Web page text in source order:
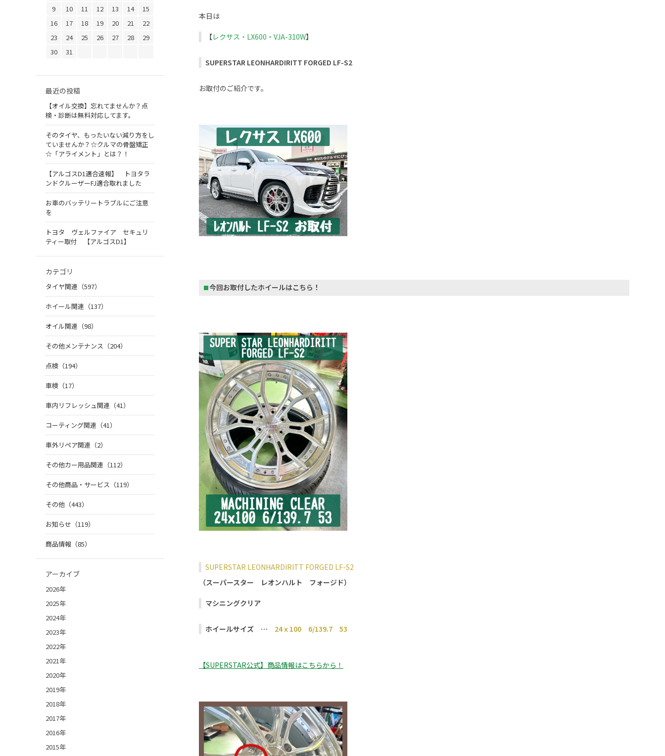
本日は
【レクサス・LX600・VJA-310W】
SUPERSTAR LEONHARDIRITT FORGED LF-S2
お取付のご紹介です。
⬛︎今回お取付したホイールはこちら！
SUPERSTAR LEONHARDIRITT FORGED LF-S2
（スーパースター レオンハルト フォージド）
マシニングクリア
ホイールサイズ … 24ｘ100 6/139.7 53
【SUPERSTAR公式】商品情報はこちらから！
9
10 11 12 13 14
15
16
17 18 19 20 21
22
23
24 25 26 27 28
29
30
31
最近の投稿
【オイル交換】忘れてませんか？点
検・診断は無料対応してます。
そのタイヤ、もったいない減り方をし
ていませんか？☆クルマの骨盤矯正
☆「アライメント」とは？！
【アルゴスD1適合速報】 トヨタラ
ンドクルーザーFJ適合取れました
お車のバッテリートラブルにご注意
を
トヨタ ヴェルファイア セキュリ
ティー取付 【アルゴスD1】
カテゴリ
タイヤ関連（597）
ホイール関連（137）
オイル関連（98）
その他メンテナンス（204）
点検（194）
車検（17）
車内リフレッシュ関連（41）
コーティング関連（41）
車外リペア関連（2）
その他カー用品関連（112）
その他商品・サービス（119）
その他（443）
お知らせ（119）
商品情報（85）
アーカイブ
2026年
2025年
2024年
2023年
2022年
2021年
2020年
2019年
2018年
2017年
2016年
2015年